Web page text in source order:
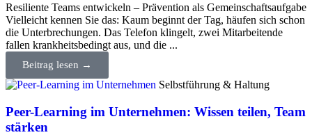
Resiliente Teams entwickeln – Prävention als Gemeinschaftsaufgabe
Vielleicht kennen Sie das: Kaum beginnt der Tag, häufen sich schon
die Unterbrechungen. Das Telefon klingelt, zwei Mitarbeitende
fallen krankheitsbedingt aus, und die ...
Beitrag lesen →
Selbstführung & Haltung
Peer-Learning im Unternehmen: Wissen teilen, Team
stärken